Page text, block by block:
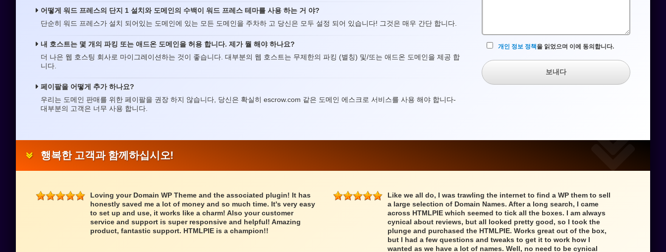
어떻게 워드 프레스의 단지 1 설치와 도메인의 수백이 워드 프레스 테마를 사용 하는 거 야?
단순히 워드 프레스가 설치 되어있는 도메인에 있는 모든 도메인을 주차하 고 당신은 모두 설정 되어 있습니다! 그것은 매우 간단 합니다.
내 호스트는 몇 개의 파킹 또는 애드온 도메인을 허용 합니다. 제가 뭘 해야 하나요?
더 나은 웹 호스팅 회사로 마이그레이션하는 것이 좋습니다. 대부분의 웹 호스트는 무제한의 파킹 (별칭) 및/또는 애드온 도메인을 제공 합
니다.
페이팔을 어떻게 추가 하나요?
우리는 도메인 판매를 위한 페이팔을 권장 하지 않습니다, 당신은 확실히 escrow.com 같은 도메인 에스크로 서비스를 사용 해야 합니다-
대부분의 고객은 너무 사용 합니다.
개인 정보 정책을 읽었으며 이에 동의합니다.
보내다
행복한 고객과 함께하십시오!
Loving your Domain WP Theme and the associated plugin! It has
honestly saved me a lot of money and so much time. It's very easy
to set up and use, it works like a charm! Also your customer
service and support is super responsive and helpful! Amazing
product, fantastic support. HTMLPIE is a champion!!
Like we all do, I was trawling the internet to find a WP them to sell
a large selection of Domain Names. After a long search, I came
across HTMLPIE which seemed to tick all the boxes. I am always
cynical about reviews, but all looked pretty good, so I took the
plunge and purchased the HTMLPIE. Works great out of the box,
but I had a few questions and tweaks to get it to work how I
wanted as we have a lot of names. Well, no need to be cynical